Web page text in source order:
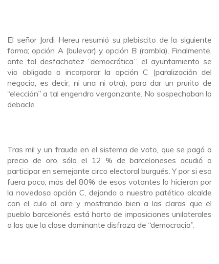
El señor Jordi Hereu resumió su plebiscito de la siguiente
forma; opción A (bulevar) y opción B (rambla). Finalmente,
ante tal desfachatez “democrática”, el ayuntamiento se
vio obligado a incorporar la opción C (paralización del
negocio, es decir, ni una ni otra), para dar un prurito de
“elección” a tal engendro vergonzante. No sospechaban la
debacle.
Tras mil y un fraude en el sistema de voto, que se pagó a
precio de oro, sólo el 12 % de barceloneses acudió a
participar en semejante circo electoral burgués. Y por si eso
fuera poco, más del 80% de esos votantes lo hicieron por
la novedosa opción C, dejando a nuestro patético alcalde
con el culo al aire y mostrando bien a las claras que el
pueblo barcelonés está harto de imposiciones unilaterales
a las que la clase dominante disfraza de “democracia”.